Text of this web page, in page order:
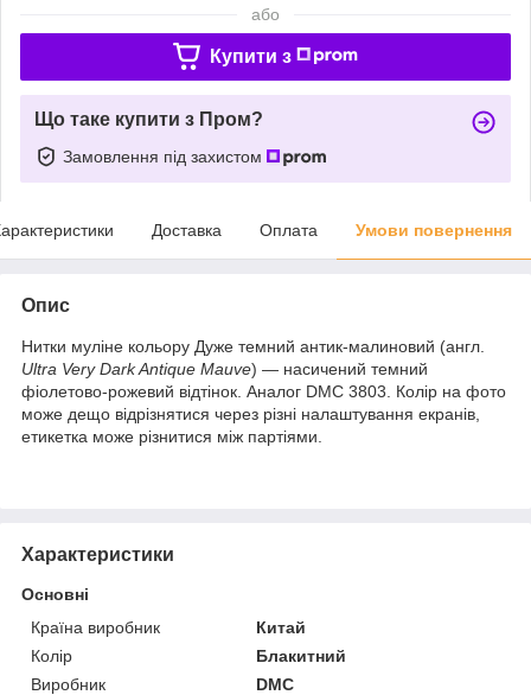
або
Купити з
Що таке купити з Пром?
Замовлення під захистом
Доставка Оплата Умови повернення
Опис
Нитки муліне кольору Дуже темний антик-малиновий (англ.
Ultra Very Dark Antique Mauve) — насичений темний
фіолетово-рожевий відтінок. Аналог DMC 3803. Колір на фото
може дещо відрізнятися через різні налаштування екранів,
етикетка може різнитися між партіями.
Характеристики
Основні
Країна виробник
Китай
Колір
Блакитний
Виробник
DMC